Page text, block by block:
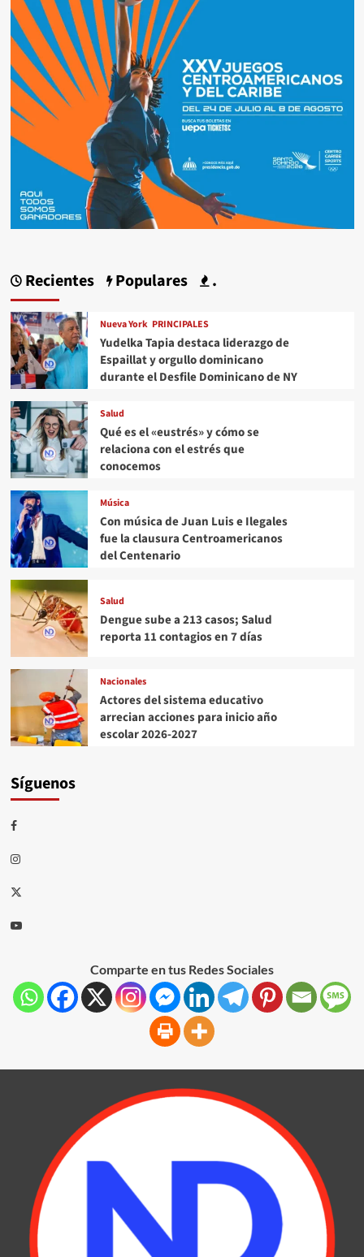
Recientes Populares .
Nueva York PRINCIPALES
Yudelka Tapia destaca liderazgo de
Espaillat y orgullo dominicano
durante el Desfile Dominicano de NY
Salud
Qué es el «eustrés» y cómo se
relaciona con el estrés que
conocemos
Música
Con música de Juan Luis e Ilegales
fue la clausura Centroamericanos
del Centenario
Salud
Dengue sube a 213 casos; Salud
reporta 11 contagios en 7 días
Nacionales
Actores del sistema educativo
arrecian acciones para inicio año
escolar 2026-2027
Síguenos
Comparte en tus Redes Sociales